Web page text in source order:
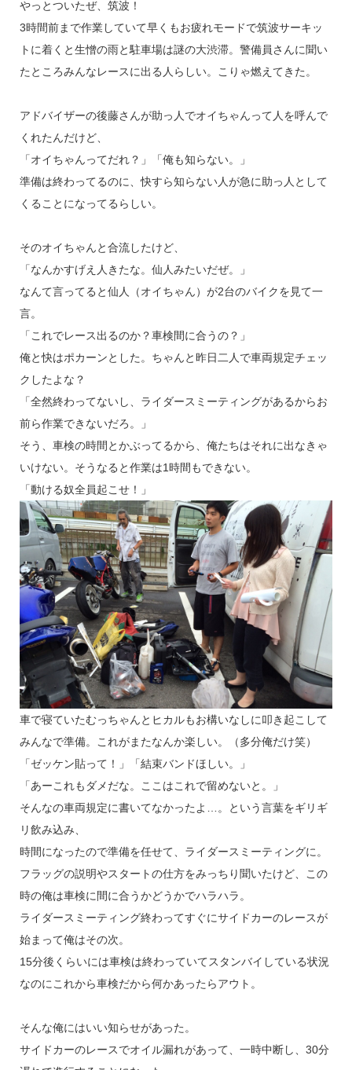
やっとついたぜ、筑波！
3時間前まで作業していて早くもお疲れモードで筑波サーキッ
トに着くと生憎の雨と駐車場は謎の大渋滞。警備員さんに聞い
たところみんなレースに出る人らしい。こりゃ燃えてきた。
アドバイザーの後藤さんが助っ人でオイちゃんって人を呼んで
くれたんだけど、
「オイちゃんってだれ？」「俺も知らない。」
準備は終わってるのに、快すら知らない人が急に助っ人として
くることになってるらしい。
そのオイちゃんと合流したけど、
「なんかすげえ人きたな。仙人みたいだぜ。」
なんて言ってると仙人（オイちゃん）が2台のバイクを見て一
言。
「これでレース出るのか？車検間に合うの？」
俺と快はポカーンとした。ちゃんと昨日二人で車両規定チェッ
クしたよな？
「全然終わってないし、ライダースミーティングがあるからお
前ら作業できないだろ。」
そう、車検の時間とかぶってるから、俺たちはそれに出なきゃ
いけない。そうなると作業は1時間もできない。
「動ける奴全員起こせ！」
車で寝ていたむっちゃんとヒカルもお構いなしに叩き起こして
みんなで準備。これがまたなんか楽しい。（多分俺だけ笑）
「ゼッケン貼って！」「結束バンドほしい。」
「あーこれもダメだな。ここはこれで留めないと。」
そんなの車両規定に書いてなかったよ…。という言葉をギリギ
リ飲み込み、
時間になったので準備を任せて、ライダースミーティングに。
フラッグの説明やスタートの仕方をみっちり聞いたけど、この
時の俺は車検に間に合うかどうかでハラハラ。
ライダースミーティング終わってすぐにサイドカーのレースが
始まって俺はその次。
15分後くらいには車検は終わっていてスタンバイしている状況
なのにこれから車検だから何かあったらアウト。
そんな俺にはいい知らせがあった。
サイドカーのレースでオイル漏れがあって、一時中断し、30分